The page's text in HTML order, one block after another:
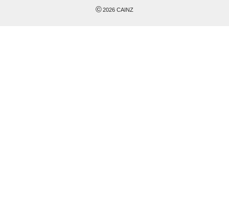
©2026 CAINZ